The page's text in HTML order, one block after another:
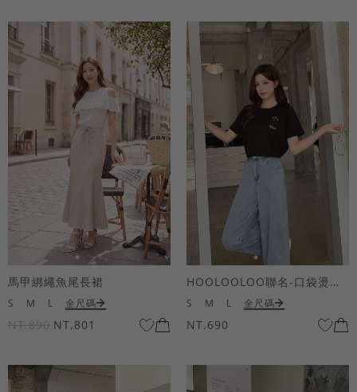
馬甲綁繩魚尾長裙
S M L 全尺碼
NT.890 NT.801
HOOLOOLOO聯名-口袋燙金KUKU熊短袖上衣
S M L 全尺碼
NT.690